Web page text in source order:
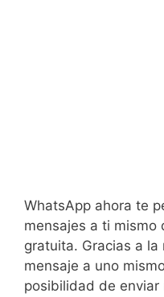
WhatsApp ahora te
mensajes a ti mismo
gratuita. Gracias a la
mensaje a uno
posibilidad de enviar